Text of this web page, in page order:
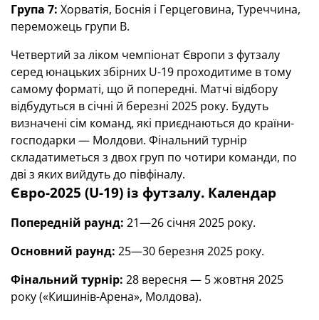
Група 7: Хорватія, Боснія і Герцеговина, Туреччина,
переможець групи В.
Четвертий за ліком чемпіонат Європи з футзалу
серед юнацьких збірних U-19 проходитиме в тому
самому форматі, що й попередні. Матчі відбору
відбудуться в січні й березні 2025 року. Будуть
визначені сім команд, які приєднаються до країни-
господарки — Молдови. Фінальний турнір
складатиметься з двох груп по чотири команди, по
дві з яких вийдуть до півфіналу.
Євро-2025 (U-19) із футзалу. Календар
Попередній раунд: 21—26 січня 2025 року.
Основний раунд: 25—30 березня 2025 року.
Фінальний турнір: 28 вересня — 5 жовтня 2025
року («Кишинів-Арена», Молдова).